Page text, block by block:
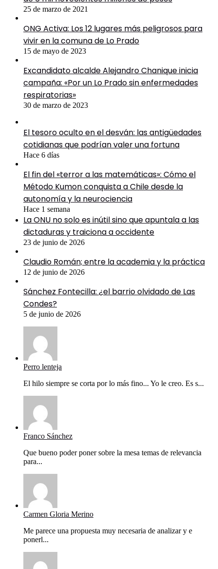
25 de marzo de 2021
ONG Activa: Los 12 lugares más peligrosos para
vivir en la comuna de Lo Prado
15 de mayo de 2023
Excandidato alcalde Alejandro Chanique inicia
campaña: «Por un Lo Prado sin enfermedades
respiratorias»
30 de marzo de 2023
El tesoro oculto en el desván: las antigüedades
cotidianas que podrían valer una fortuna
Hace 6 días
El fin del «terror a las matemáticas»: Cómo el
Método Kumon conquista a Chile desde la
autonomía y la neurociencia
Hace 1 semana
La ONU no solo es inútil sino que apuntala a las
dictaduras y traiciona a occidente
23 de junio de 2026
Claudio Román; entre la academia y la práctica
12 de junio de 2026
Sánchez Fontecilla: ¿el barrio olvidado de Las
Condes?
5 de junio de 2026
Perro lenteja
El hilo siempre se corta por lo más fino... Yo le creo. Es s...
Franco Sánchez
Que bueno poder poner sobre la mesa temas de relevancia
para...
Carmen Gloria Merino
Me parece una propuesta muy necesaria de analizar y e
ponerl...